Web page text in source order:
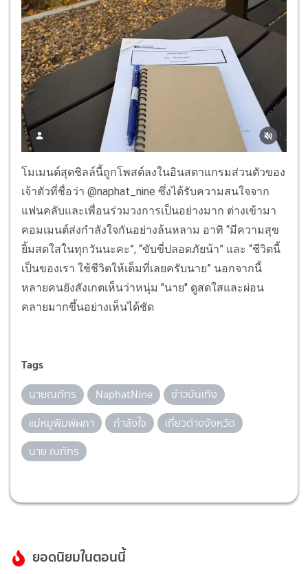
โมเมนต์สุดชิลล์นี้ถูกโพสต์ลงในอินสตาแกรมส่วนตัวของ
เจ้าตัวที่ชื่อว่า @naphat_nine ซึ่งได้รับความสนใจจาก
แฟนคลับและเพื่อนร่วมวงการเป็นอย่างมาก ต่างเข้ามา
คอมเมนต์ส่งกำลังใจกันอย่างล้นหลาม อาทิ “มีความสุข
ยิ้มสดใสในทุกวันนะคะ”, “ขับขี่ปลอดภัยน้า” และ “ชีวิตนี้
เป็นของเรา ใช้ชีวิตให้เต็มที่เลยครับนาย” นอกจากนี้
หลายคนยังสังเกตเห็นว่าหนุ่ม "นาย" ดูสดใสและผ่อน
คลายมากขึ้นอย่างเห็นได้ชัด
Tags
นายณภัทร NaphatNine
ข่าวบันเทิง
แม่หมูพิมพ์ผกา
กำลังใจ
เที่ยวต่างจังหวัด
นาย ณภัทร
ยอดนิยมในตอนนี้